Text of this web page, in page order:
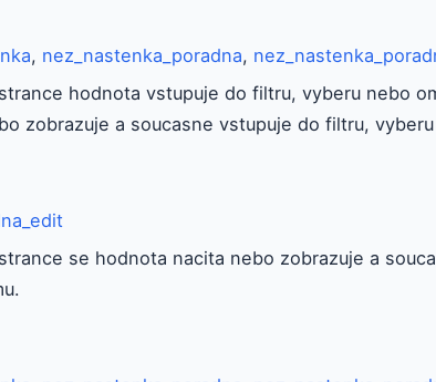
, nez_nastenka_poradna,
hodnota vstupuje do filtru, vyberu nebo
zobrazuje a soucasne vstupuje do filtru,
se hodnota nacita nebo zobrazuje a